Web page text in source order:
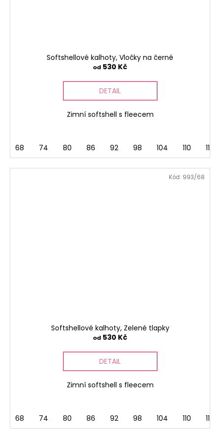
Softshellové kalhoty, Vločky na černé
od 530 Kč
DETAIL
Zimní softshell s fleecem
68 74 80 86 92 98 104 110 116
Softshellové kalhoty, Zelené tlapky
od 530 Kč
DETAIL
Zimní softshell s fleecem
68 74 80 86 92 98 104 110 116
Kód: 993/68